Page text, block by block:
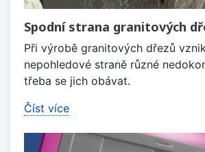
Spodní strana granitových
Při výrobě granitových dřezů
nepohledové straně různé
třeba se jich obávat.
Číst více